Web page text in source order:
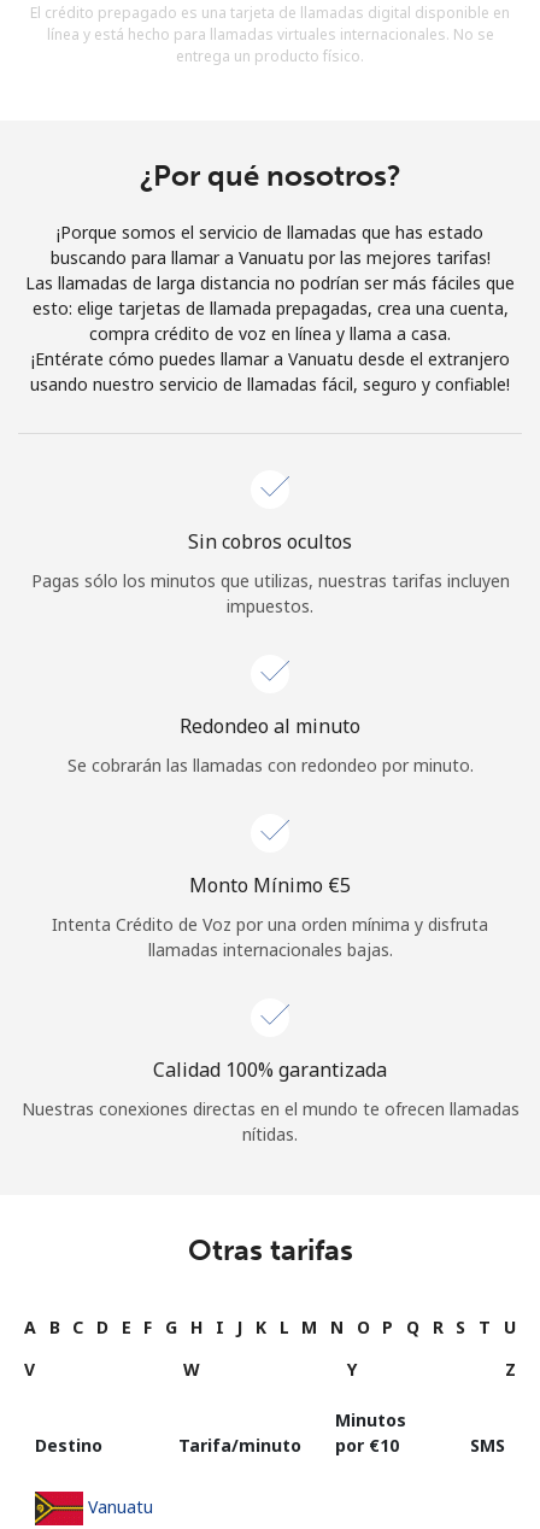
estosTérminos y condiciones.
Únete
Iniciar Sesión
o
Continuar con
El crédito prepagado es una tarjeta de llamadas digital disponible en
línea y está hecho para llamadas virtuales internacionales. No se
entrega un producto físico.
¿Por qué nosotros?
¡Porque somos el servicio de llamadas que has estado
buscando para llamar a Vanuatu por las mejores tarifas!
Las llamadas de larga distancia no podrían ser más fáciles que
esto: elige tarjetas de llamada prepagadas, crea una cuenta,
compra crédito de voz en línea y llama a casa.
¡Entérate cómo puedes llamar a Vanuatu desde el extranjero
usando nuestro servicio de llamadas fácil, seguro y confiable!
Sin cobros ocultos
Pagas sólo los minutos que utilizas, nuestras tarifas incluyen
impuestos.
Redondeo al minuto
Se cobrarán las llamadas con redondeo por minuto.
Monto Mínimo ⁦€5⁩
Intenta Crédito de Voz por una orden mínima y disfruta
llamadas internacionales bajas.
Calidad 100% garantizada
Nuestras conexiones directas en el mundo te ofrecen llamadas
nítidas.
Otras tarifas
A B C D E F G H I J K L M N O P Q R S T
U
V
W Y Z
Destino Tarifa/minuto
Minutos
por ⁦€10⁩
SMS
Vanuatu